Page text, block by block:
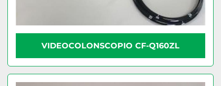
VIDEOCOLONSCOPIO CF-Q160ZL